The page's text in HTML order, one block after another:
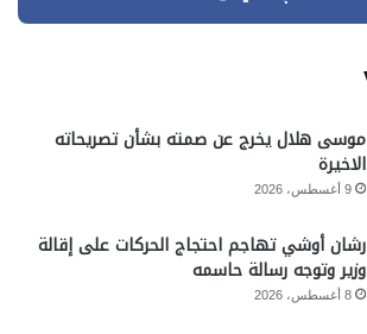
موسى هلال يخرج عن صمته بشأن تصريحاته
الاخيرة
9 أغسطس، 2026
رشان أوشي تهاجم احتجاج الحركات على إقالة
وزير وتوجه رسالة حاسمه
8 أغسطس، 2026